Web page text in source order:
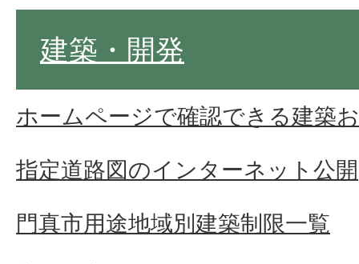
建築・開発
ホームページで確認できる建築
指定道路図のインターネット公開
門真市用途地域別建築制限一覧